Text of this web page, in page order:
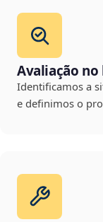
Avaliação no
Identificamos a
e definimos o